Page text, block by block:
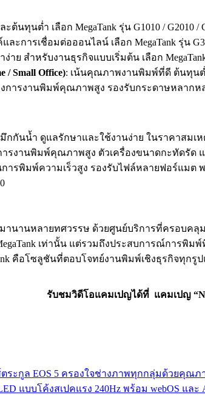
ต้นทุนต่ำ เลือก MegaTank รุ่น G1010 / G2010 /
ะการเชื่อมต่อออนไลน์ เลือก MegaTank รุ่น
าย สำหรับงานธุรกิจแบบเริ่มต้น เลือก
Small Office): เน้นคุณภาพงานพิมพ์ที่ดี ต้นทุนต่ำ
การงานพิมพ์คุณภาพสูง รองรับกระดาษหลากหลา
กันน้ำ ดูแลรักษาและใช้งานง่าย ในราคาสมเหตุ
ารงานพิมพ์คุณภาพสูง ตัวเครื่องขนาดกะทัดรัด แล
การพิมพ์ความเร็วสูง รองรับไฟล์หลายฟอร์แมต
านหลายทศวรรษ ด้วยศูนย์บริการที่ครอบคลุม
เท่านั้น แต่รวมถึงประสบการณ์การ
คือโซลูชันที่ตอบโจทย์งานพิมพ์เชิงธุรกิจทุกรูป
รับชมวิดีโอแคมเปญได้ที่ แคมเปญ
ระกูล EOS 5 ครองใจช่างภาพทุกกลุ่มด้วยคุณ
แบบโค้งสเปคแรง 240Hz พร้อม webOS แล